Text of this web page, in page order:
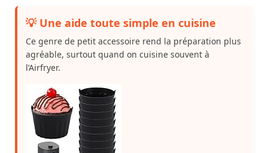
💡 Une aide toute simple en cuisine
Ce genre de petit accessoire rend la préparation plus
agréable, surtout quand on cuisine souvent à
l’Airfryer.